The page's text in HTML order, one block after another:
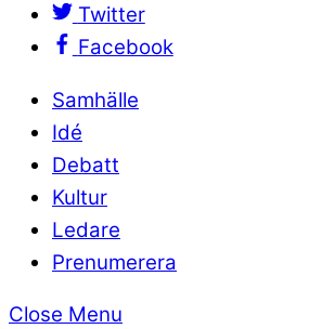
Twitter
Facebook
Samhälle
Idé
Debatt
Kultur
Ledare
Prenumerera
Close Menu